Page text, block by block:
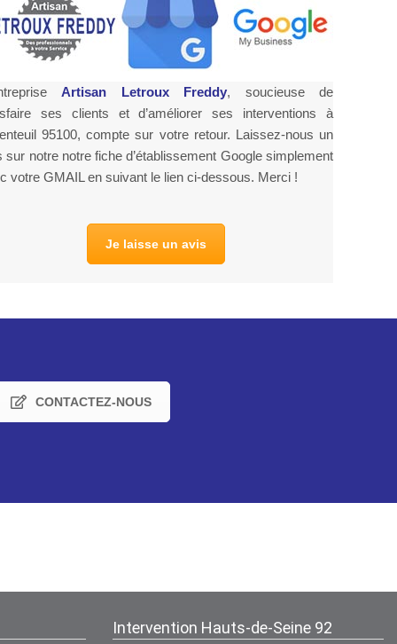
Artisan Letroux Freddy, soucieuse de
ses clients et d’améliorer ses interventions à
95100, compte sur votre retour. Laissez-nous un
sur notre notre fiche d’établissement Google simplement
votre GMAIL en suivant le lien ci-dessous. Merci !
Je laisse un avis
CONTACTEZ-NOUS
Intervention Hauts-de-Seine 92